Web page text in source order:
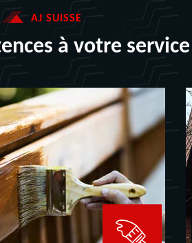
AJ SUISSE
à votre service